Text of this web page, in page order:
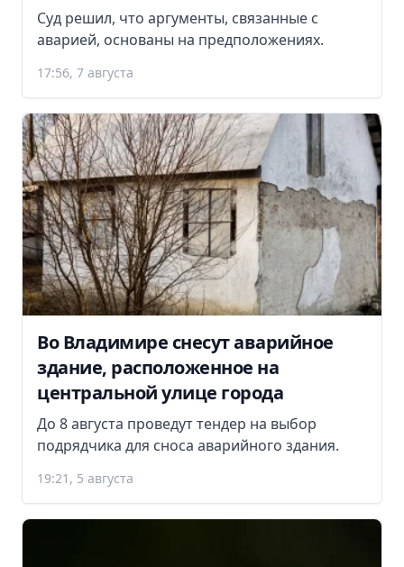
Суд решил, что аргументы, связанные с
аварией, основаны на предположениях.
17:56, 7 августа
Во Владимире снесут аварийное
здание, расположенное на
центральной улице города
До 8 августа проведут тендер на выбор
подрядчика для сноса аварийного здания.
19:21, 5 августа